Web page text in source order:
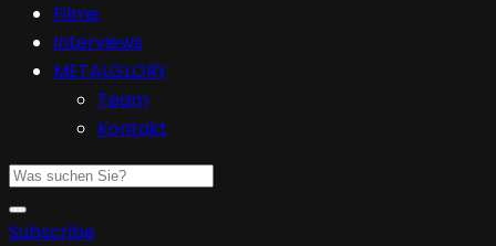
Filme
Interviews
METALGLORY
Team
Kontakt
Subscribe